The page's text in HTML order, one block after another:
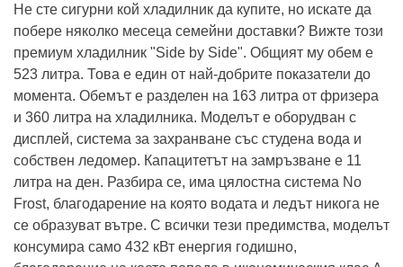
Не сте сигурни кой хладилник да купите, но искате да
побере няколко месеца семейни доставки? Вижте този
премиум хладилник "Side by Side". Общият му обем е
523 литра. Това е един от най-добрите показатели до
момента. Обемът е разделен на 163 литра от фризера
и 360 литра на хладилника. Моделът е оборудван с
дисплей, система за захранване със студена вода и
собствен ледомер. Капацитетът на замръзване е 11
литра на ден. Разбира се, има цялостна система No
Frost, благодарение на която водата и ледът никога не
се образуват вътре. С всички тези предимства, моделът
консумира само 432 кВт енергия годишно,